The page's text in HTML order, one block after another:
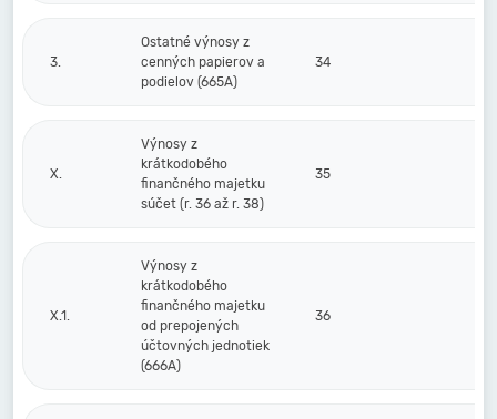
3.
Ostatné výnosy z
cenných papierov a
podielov (665A)
34
X.
Výnosy z
krátkodobého
finančného majetku
súčet (r. 36 až r. 38)
35
X.1.
Výnosy z
krátkodobého
finančného majetku
od prepojených
účtovných jednotiek
(666A)
36